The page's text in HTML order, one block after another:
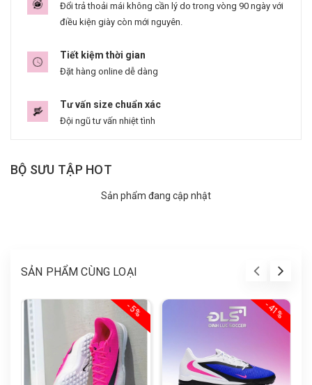
Đổi trả thoải mái không cần lý do trong vòng 90 ngày với
điều kiện giày còn mới nguyên.
Tiết kiệm thời gian
Đặt hàng online dễ dàng
Tư vấn size chuẩn xác
Đội ngũ tư vấn nhiệt tình
BỘ SƯU TẬP HOT
Sản phẩm đang cập nhật
SẢN PHẨM CÙNG LOẠI
- 5% - 41%